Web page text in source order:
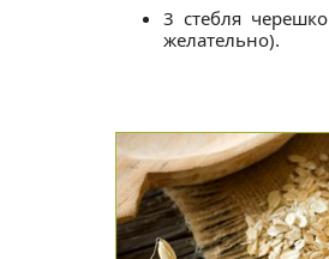
3 стебля
желательно).